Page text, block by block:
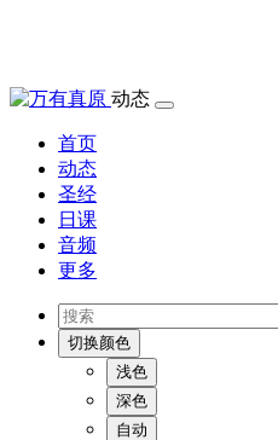
动态
首页
动态
圣经
日课
音频
更多
切换颜色
浅色
深色
自动